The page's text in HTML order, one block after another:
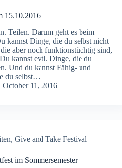
15.10.2016
Teilen. Darum geht es beim
kannst Dinge, die du selbst nicht
aber noch funktionstüchtig sind,
kannst evtl. Dinge, die du
Und du kannst Fähig- und
du selbst…
October 11, 2016
,Give and Take Festival
im Sommersemester